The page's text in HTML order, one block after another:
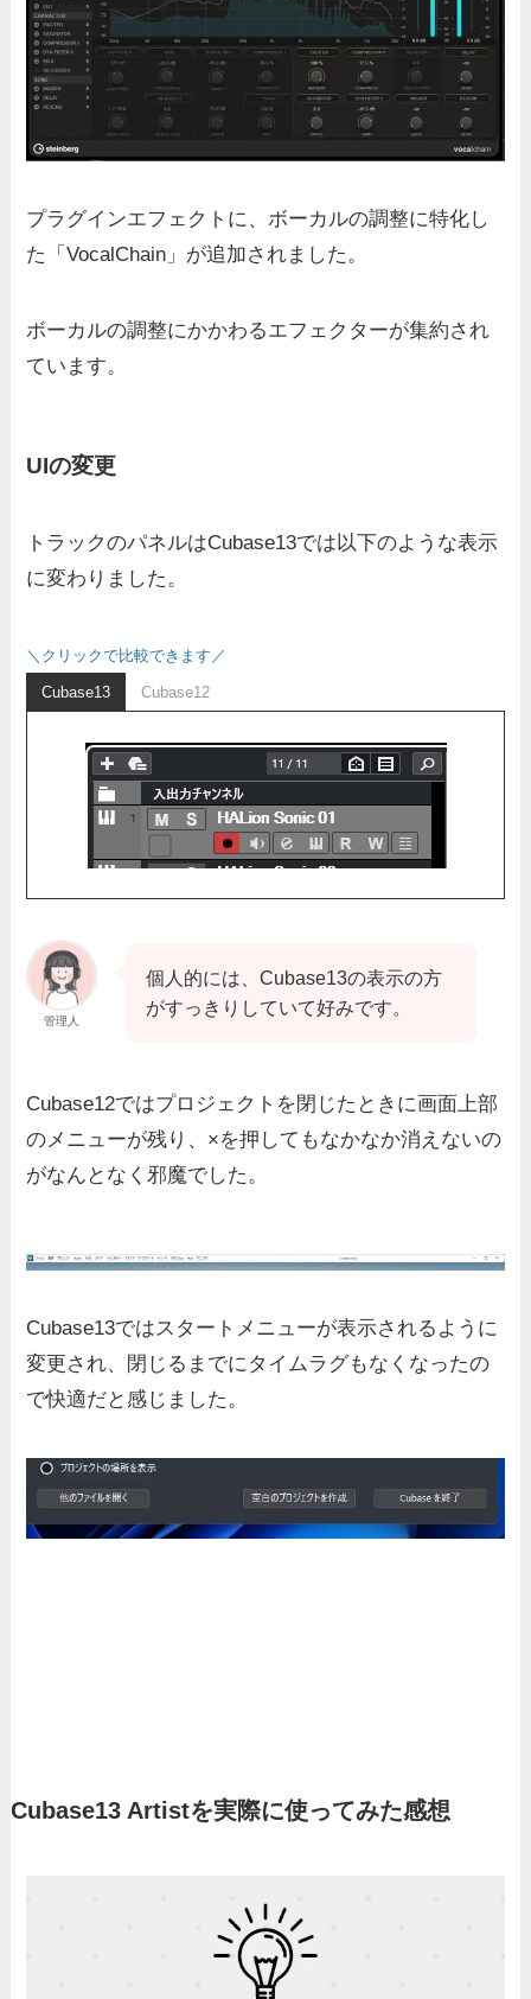
プラグインエフェクトに、ボーカルの調整に特化し
た「VocalChain 」が追加されました。
ボーカルの調整にかかわるエフェクターが集約され
ています。
UIの変更
トラックのパネルはCubase13では以下のような表示
に変わりました。
＼クリックで比較できます／
Cubase13 Cubase12
管理人
個人的には、Cubase13の表示の方
がすっきりしていて好みです。
Cubase12ではプロジェクトを閉じたときに画面上部
のメニューが残り、×を押してもなかなか消えないの
がなんとなく邪魔でした。
Cubase13ではスタートメニューが表示されるように
変更され、閉じるまでにタイムラグもなくなったの
で快適だと感じました。
Cubase13 Artistを実際に使ってみた感想